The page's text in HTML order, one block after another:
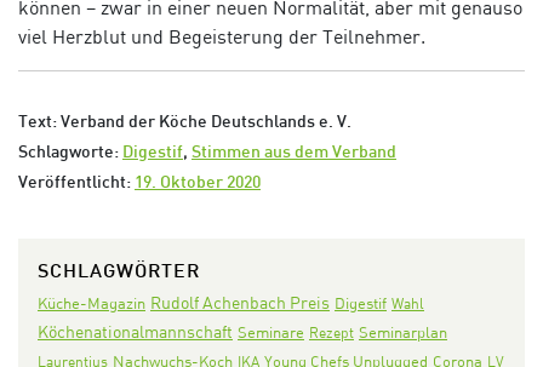
können – zwar in einer neuen Normalität aber mit genauso
viel Herzblut und Begeisterung der Teilnehmer.
Text: Verband der Köche Deutschlands e. V.
Schlagworte: Digestif, Stimmen aus dem Verband
Veröffentlicht: 19. Oktober 2020
SCHLAGWÖRTER
Küche-Magazin Rudolf Achenbach Preis Digestif Wahl
Köchenationalmannschaft Seminare Rezept Seminarplan
Laurentius Nachwuchs-Koch IKA Young Chefs Unplugged Corona LV